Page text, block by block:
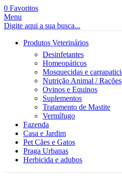
0 Favoritos
Menu
Digite aqui a sua busca...
Produtos Veterinários
Desinfetantes
Homeopáticos
Mosquecidas e
Nutrição Animal / Rações
Ovinos e Equinos
Suplementos
Tratamento de Mastite
Vermífugo
Fazenda
Casa e Jardim
Pet Cães e Gatos
Praga Urbanas
Herbicida e adubos